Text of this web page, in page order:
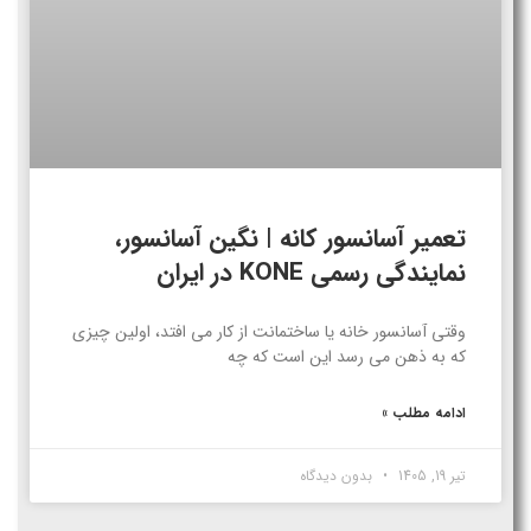
تعمیر آسانسور کانه | نگین آسانسور،
نمایندگی رسمی KONE در ایران
وقتی آسانسور خانه یا ساختمانت از کار می افتد، اولین چیزی
که به ذهن می رسد این است که چه
ادامه مطلب »
تیر 19, 1405 بدون دیدگاه